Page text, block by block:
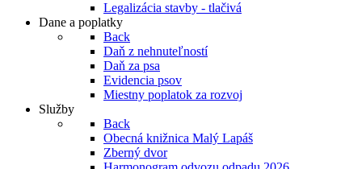
Legalizácia stavby - tlačivá
Dane a poplatky
Back
Daň z nehnuteľností
Daň za psa
Evidencia psov
Miestny poplatok za rozvoj
Služby
Back
Obecná knižnica Malý Lapáš
Zberný dvor